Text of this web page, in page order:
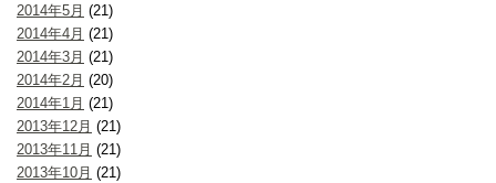
2014年5月 (21)
2014年4月 (21)
2014年3月 (21)
2014年2月 (20)
2014年1月 (21)
2013年12月 (21)
2013年11月 (21)
2013年10月 (21)